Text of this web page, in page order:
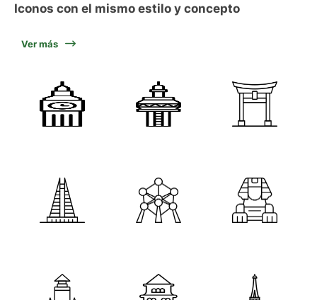
Iconos con el mismo estilo y concepto
Ver más